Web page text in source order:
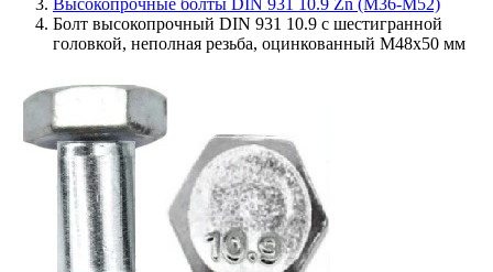
Высокопрочные болты DIN 931 10.9 Zn (M36-M52)
Болт высокопрочный DIN 931 10.9 с шестигранной
головкой, неполная резьба, оцинкованный M48x50 мм